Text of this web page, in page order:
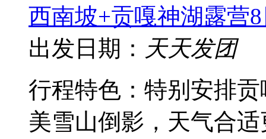
西南坡+贡嘎神湖露营
出发日期： 天天发团
行程特色： 特别安排
美雪山倒影，天气合